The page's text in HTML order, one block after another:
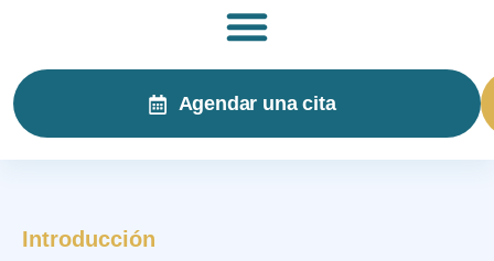
Agendar una cita
Introducción